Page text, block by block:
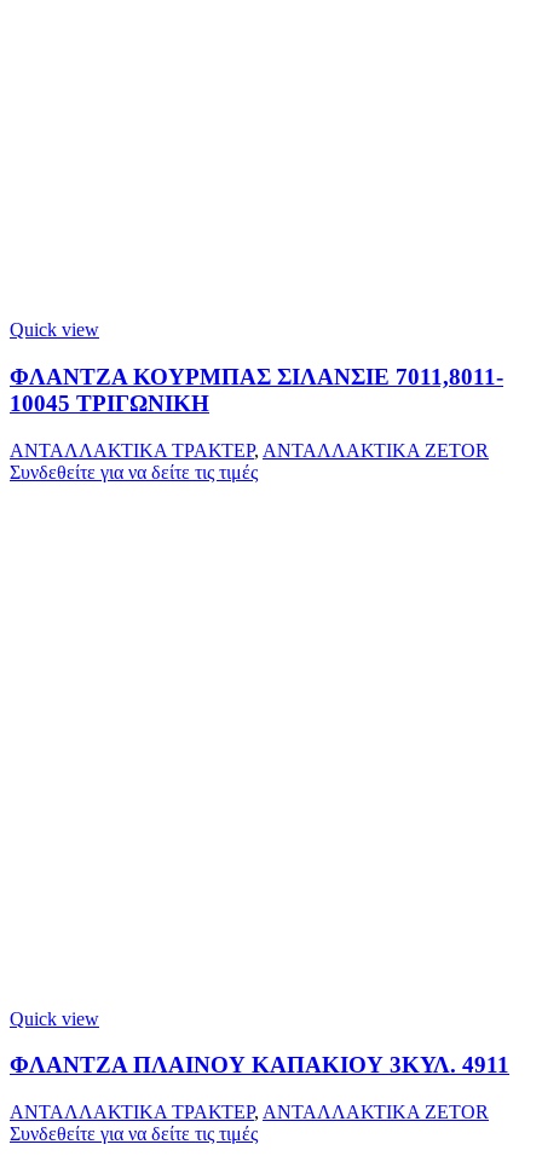
Quick view
ΦΛΑΝΤΖΑ ΚΟΥΡΜΠΑΣ ΣΙΛΑΝΣΙΕ 7011,8011-
10045 ΤΡΙΓΩΝΙΚΗ
ΑΝΤΑΛΛΑΚΤΙΚΑ ΤΡΑΚΤΕΡ, ΑΝΤΑΛΛΑΚΤΙΚΑ ZETOR
Συνδεθείτε για να δείτε τις τιμές
Quick view
ΦΛΑΝΤΖΑ ΠΛΑΙΝΟΥ ΚΑΠΑΚΙΟΥ 3ΚΥΛ. 4911
ΑΝΤΑΛΛΑΚΤΙΚΑ ΤΡΑΚΤΕΡ, ΑΝΤΑΛΛΑΚΤΙΚΑ ZETOR
Συνδεθείτε για να δείτε τις τιμές